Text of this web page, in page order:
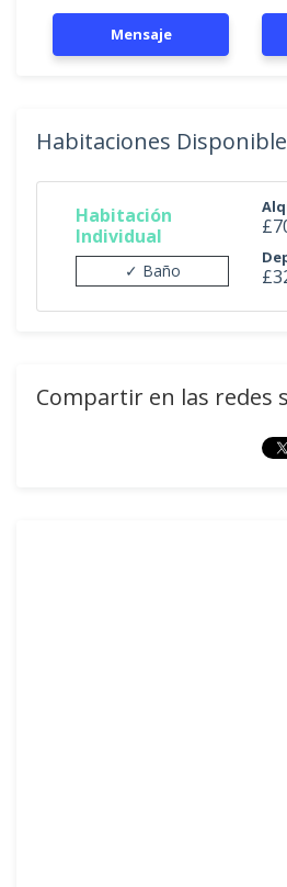
Mensaje
Habitaciones
Habitación
Individual
✓ Baño
Compartir en las redes